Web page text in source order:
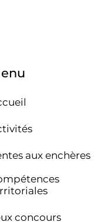
aux enchères
concours